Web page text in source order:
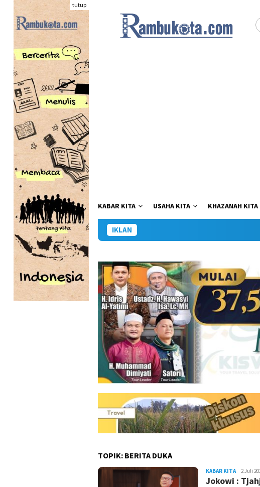
Loncat
konten
tutup
KABAR KITA USAHA KITA KHAZANAH KITA
IKLAN
TOPIK: BERITA DUKA
KABAR KITAadmin
2 Juli
Jokowi :